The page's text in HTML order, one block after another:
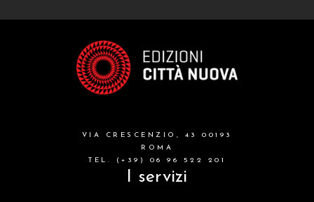
VIA CRESCENZIO, 43 00193
ROMA
TEL. (+39) 06 96 522 201
I servizi